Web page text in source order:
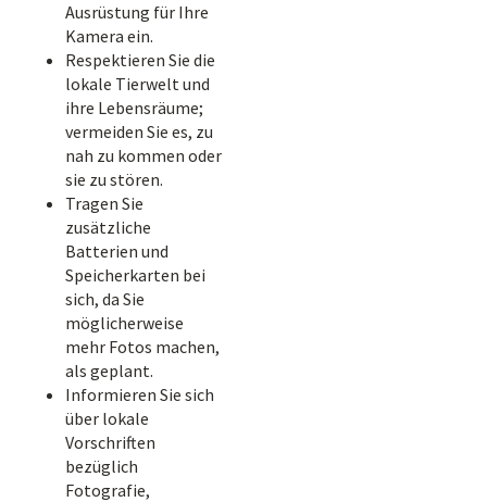
Ausrüstung für Ihre
Kamera ein.
Respektieren Sie die
lokale Tierwelt und
ihre Lebensräume;
vermeiden Sie es, zu
nah zu kommen oder
sie zu stören.
Tragen Sie
zusätzliche
Batterien und
Speicherkarten bei
sich, da Sie
möglicherweise
mehr Fotos machen,
als geplant.
Informieren Sie sich
über lokale
Vorschriften
bezüglich
Fotografie,